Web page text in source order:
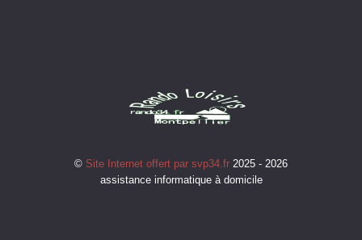
© Site Internet offert par svp34.fr 2025 - 2026
assistance informatique à domicile